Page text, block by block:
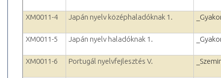
XM0011-4 Japán nyelv középhaladóknak 1.
XM0011-5 Japán nyelv haladóknak 1.
XM0011-6 Portugál nyelvfejlesztés V.